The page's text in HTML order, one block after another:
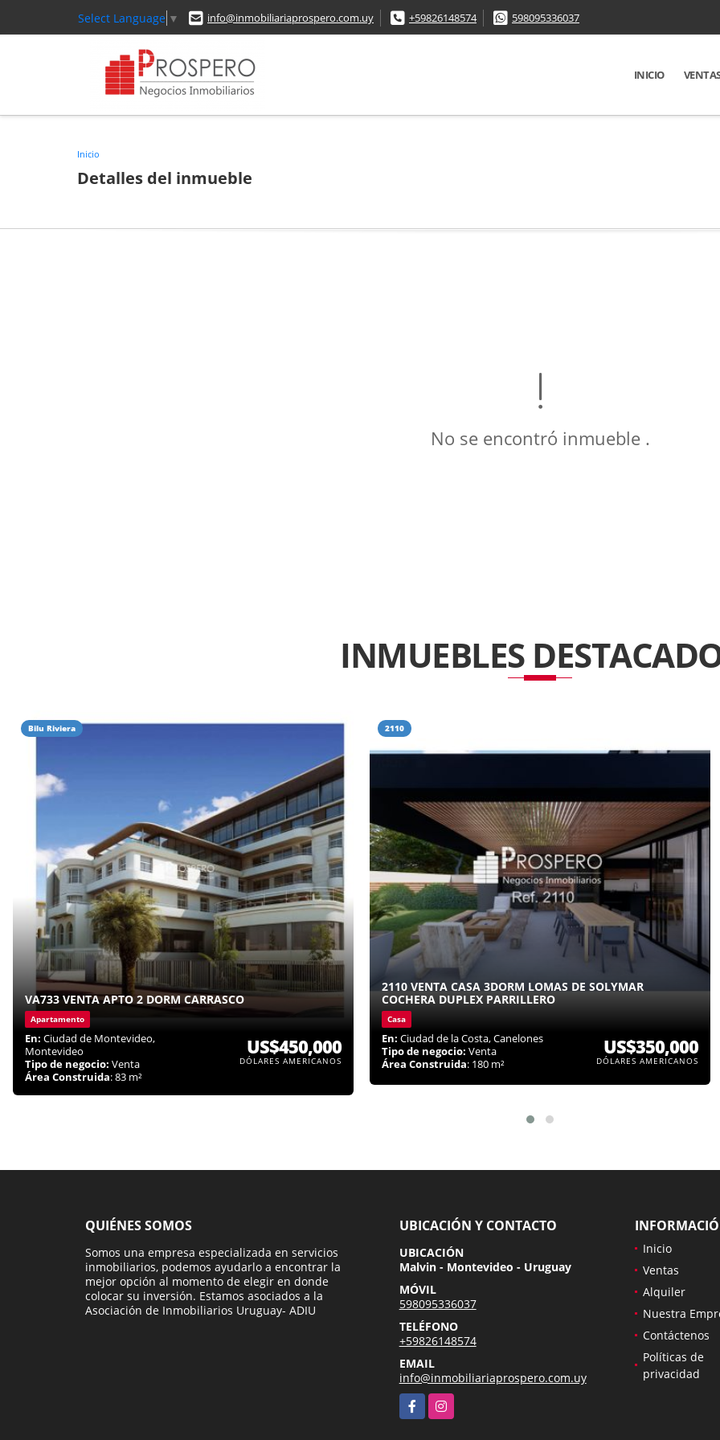
Select Language ▼ info@inmobiliariaprospero.com.uy +59826148574 598095336037
INICIO
Inicio
Detalles del inmueble
No se encontró inmueble .
INMUEBLES
Bilu Riviera
VA733 VENTA APTO 2 DORM CARRASCO
Apartamento
En: Ciudad de Montevideo,
Montevideo
Tipo de negocio: Venta
Área Construida: 83 m²
US$450,000
DÓLARES AMERICANOS
2110
2110 VENTA CASA 3DORM LOMAS DE SOLYMAR
COCHERA DUPLEX PARRILLERO
Casa
En: Ciudad de la Costa, Canelones
Tipo de negocio: Venta
Área Construida: 180 m²
US$350,000
DÓLARES AMERICANOS
QUIÉNES SOMOS
Somos una empresa especializada en servicios
inmobiliarios, podemos ayudarlo a encontrar la
mejor opción al momento de elegir en donde
colocar su inversión. Estamos asociados a la
Asociación de Inmobiliarios Uruguay- ADIU
UBICACIÓN Y CONTACTO
UBICACIÓN
Malvin - Montevideo - Uruguay
MÓVIL
598095336037
TELÉFONO
+59826148574
EMAIL
info@inmobiliariaprospero.com.uy
FacebookInstagram
Inicio
Ventas
Alquiler
Nuestra
Contáctenos
Políticas de
privacidad